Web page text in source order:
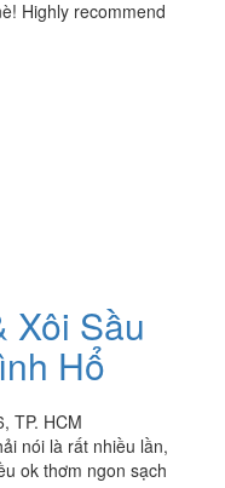
nói là rất nhiều lần,